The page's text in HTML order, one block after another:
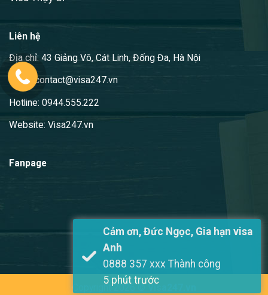
Liên hệ
Địa chỉ: 43 Giảng Võ, Cát Linh, Đống Đa, Hà Nội
Email: contact@visa247.vn
Hotline: 0944.555.222
Website: Visa247.vn
Fanpage
Copyright 2026 © Visa247.vn
Cảm ơn, Đức Ngọc, Gia hạn visa
Anh
0888 357 xxx Thành công
5 phút trước